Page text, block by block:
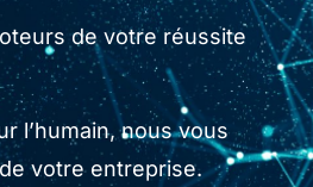
de votre réussite
l’humain, nous vous
votre entreprise.